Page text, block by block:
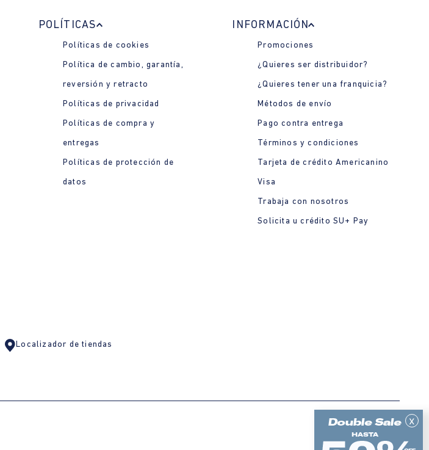
x
POLÍTICAS
Políticas de cookies
Política de cambio, garantía,
reversión y retracto
Políticas de privacidad
Políticas de compra y
entregas
Políticas de protección de
datos
INFORMACIÓN
Promociones
¿Quieres ser distribuidor?
¿Quieres tener una franquicia?
Métodos de envío
Pago contra entrega
Términos y condiciones
Tarjeta de crédito Americanino
Visa
Trabaja con nosotros
Solicita u crédito SU+ Pay
Localizador de tiendas